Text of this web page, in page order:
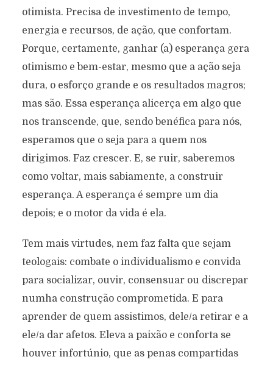
otimista. Precisa de investimento de tempo,
energia e recursos, de ação, que confortam.
Porque, certamente, ganhar (a) esperança gera
otimismo e bem-estar, mesmo que a ação seja
dura, o esforço grande e os resultados magros;
mas são. Essa esperança alicerça em algo que
nos transcende, que, sendo benéfica para nós,
esperamos que o seja para a quem nos
dirigimos. Faz crescer. E, se ruir, saberemos
como voltar, mais sabiamente, a construir
esperança. A esperança é sempre um dia
depois; e o motor da vida é ela.
Tem mais virtudes, nem faz falta que sejam
teologais: combate o individualismo e convida
para socializar, ouvir, consensuar ou discrepar
numha construção comprometida. E para
aprender de quem assistimos, dele/a retirar e a
ele/a dar afetos. Eleva a paixão e conforta se
houver infortúnio, que as penas compartidas